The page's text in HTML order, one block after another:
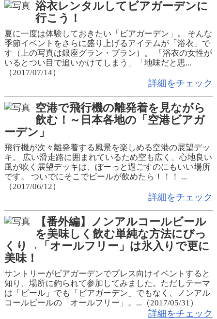
浴衣レンタルしてビアガーデンに
行こう！
夏に一度は体験しておきたい「ビアガーデン」。 そんな
季節イベントをさらに盛り上げるアイテムが「浴衣」で
す（上の写真は銀座グラン・ブラン）。 「浴衣の女性が
いるとつい目で追いかけてしまう」「地味だと思...
（2017/07/14）
詳細をチェック
空港で飛行機の離発着を見ながら
飲む！～日本各地の「空港ビアガ
ーデン」
飛行機が次々離発着する風景を楽しめる空港の展望デッ
キ。 広い滑走路に囲まれているため空も広く、心地良い
風が吹く展望デッキは、ぼーっと過ごすのにもいい場所
です。 ついでにそこでビールが飲めたら！！！ ...
（2017/06/12）
詳細をチェック
【番外編】ノンアルコールビール
を美味しく飲む単純な方法にびっ
くり→「オールフリー」は氷入りで更に
美味！
サントリーがビアガーデンでプレス向けイベントすると
知り、場所に釣られて参加してみました。ただしテーマ
は「ビール」でも「ビアガーデン」でもなく、ノンアル
コールビールの「オールフリー」。...（2017/05/31）
詳細をチェック